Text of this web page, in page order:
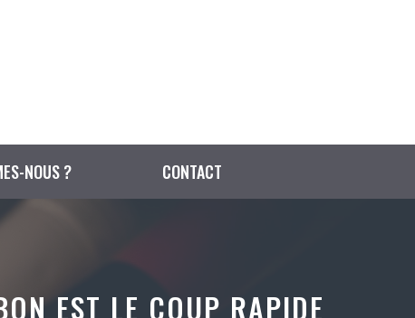
NOUS ? CONTACT
EST LE COUP RAPIDE